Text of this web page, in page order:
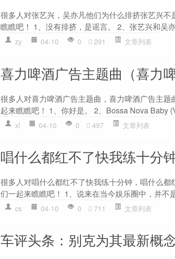
很多人对张艺兴，吴亦凡他们为什么排挤张艺兴
瞧瞧吧！ 1、没有排挤，是谣言。 2、张艺兴和吴
zy 04-10 0 291 文章列表
喜力啤酒广告主题曲（喜力
很多人对喜力啤酒广告主题曲，喜力啤酒广告主
起来瞧瞧吧！ 1、你好是。 2、Bossa Nova Baby
xl 04-10 0 497 文章列表
唱什么都红不了快我练十分
很多人对唱什么都红不了快我练十分钟，唱什么
们一起来瞧瞧吧！ 1、说来在当今娱乐圈中，并不
cs 04-10 0 711 文章列表
车评头条：别克为其最新概